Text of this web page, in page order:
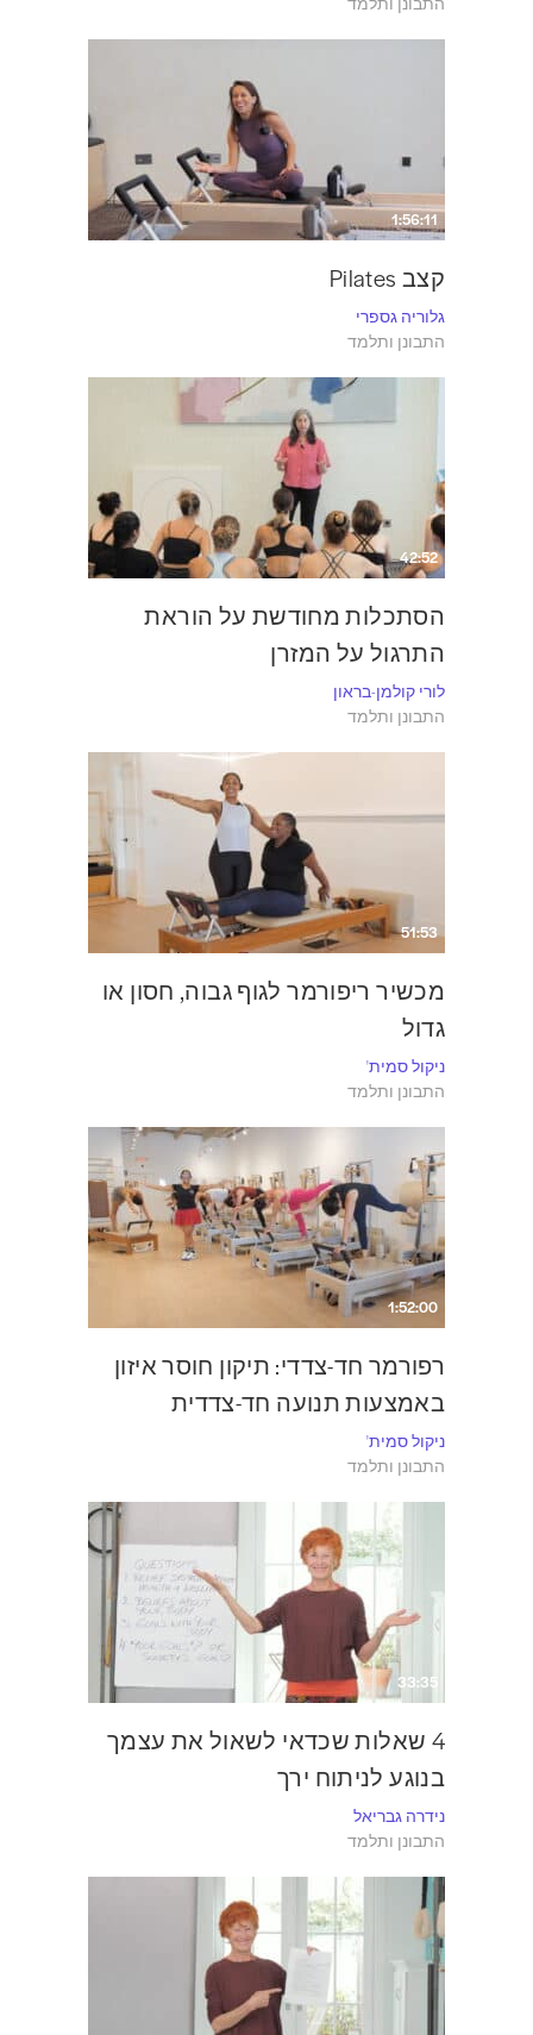
1:56:11
קצב Pilates
גלוריה גספרי
התבונן ותלמד
42:52
הסתכלות מחודשת על הוראת
התרגול על המזרן
לורי קולמן-בראון
התבונן ותלמד
51:53
מכשיר ריפורמר לגוף גבוה, חסון או
גדול
ניקול סמית'
התבונן ותלמד
1:52:00
רפורמר חד-צדדי: תיקון חוסר איזון
באמצעות תנועה חד-צדדית
ניקול סמית'
התבונן ותלמד
33:35
4 שאלות שכדאי לשאול את עצמך
בנוגע לניתוח ירך
נידרה גבריאל
התבונן ותלמד